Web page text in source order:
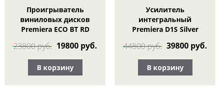
Проигрыватель
виниловых дисков
Premiera ECO BT RD
23800 руб. 19800 руб.
В корзину
Усилитель
интегральный
Premiera D1S Silver
44800 руб. 39800 руб.
В корзину